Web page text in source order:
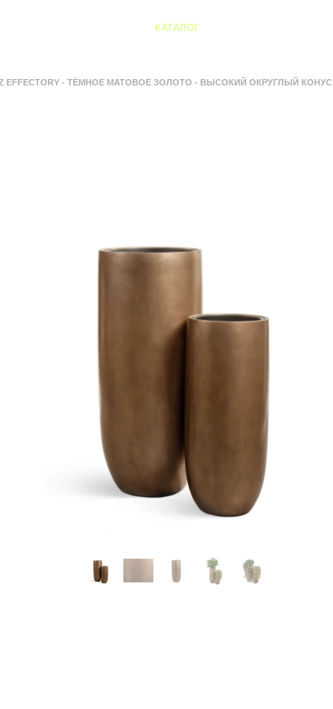
КАТАЛОГ
EFFECTORY - ТЁМНОЕ МАТОВОЕ ЗОЛОТО - ВЫСОКИЙ ОКРУГЛЫЙ КОНУС